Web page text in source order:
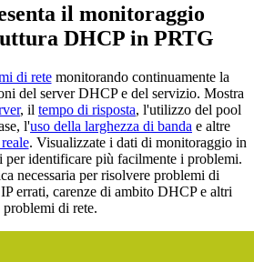
il monitoraggio
DHCP in PRTG
di retemonitorando continuamente la
del server DHCP e del servizio. Mostra
, il tempo di risposta, l'utilizzo del pool
l'uso della larghezza di banda e altre
. Visualizzate i dati di monitoraggio in
per identificare più facilmente i problemi.
necessaria per risolvere problemi di
errati, carenze di ambito DHCP e altri
problemi di rete.